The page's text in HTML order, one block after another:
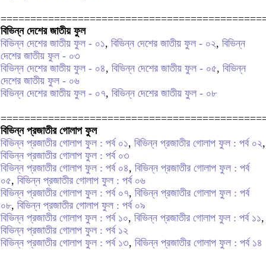
বিভিন্ন দেশের জাতীয় ফুল
বিভিন্ন দেশের জাতীয় ফুল - ০১, বিভিন্ন দেশের জাতীয় ফুল - ০২, বিভিন্ন
দেশের জাতীয় ফুল - ০৩
বিভিন্ন দেশের জাতীয় ফুল - ০৪, বিভিন্ন দেশের জাতীয় ফুল - ০৫, বিভিন্ন
দেশের জাতীয় ফুল - ০৬
বিভিন্ন দেশের জাতীয় ফুল - ০৭, বিভিন্ন দেশের জাতীয় ফুল - ০৮
বিভিন্ন প্রজাতীর গোলাপ ফুল
বিভিন্ন প্রজাতীর গোলাপ ফুল : পর্ব ০১, বিভিন্ন প্রজাতীর গোলাপ ফুল : পর্ব ০২,
বিভিন্ন প্রজাতীর গোলাপ ফুল : পর্ব ০৩
বিভিন্ন প্রজাতীর গোলাপ ফুল : পর্ব ০৪, বিভিন্ন প্রজাতীর গোলাপ ফুল : পর্ব
০৫, বিভিন্ন প্রজাতীর গোলাপ ফুল : পর্ব ০৬
বিভিন্ন প্রজাতীর গোলাপ ফুল : পর্ব ০৭, বিভিন্ন প্রজাতীর গোলাপ ফুল : পর্ব
০৮, বিভিন্ন প্রজাতীর গোলাপ ফুল : পর্ব ০৯
বিভিন্ন প্রজাতীর গোলাপ ফুল : পর্ব ১০, বিভিন্ন প্রজাতীর গোলাপ ফুল : পর্ব ১১,
বিভিন্ন প্রজাতীর গোলাপ ফুল : পর্ব ১২
বিভিন্ন প্রজাতীর গোলাপ ফুল : পর্ব ১৩, বিভিন্ন প্রজাতীর গোলাপ ফুল : পর্ব ১৪